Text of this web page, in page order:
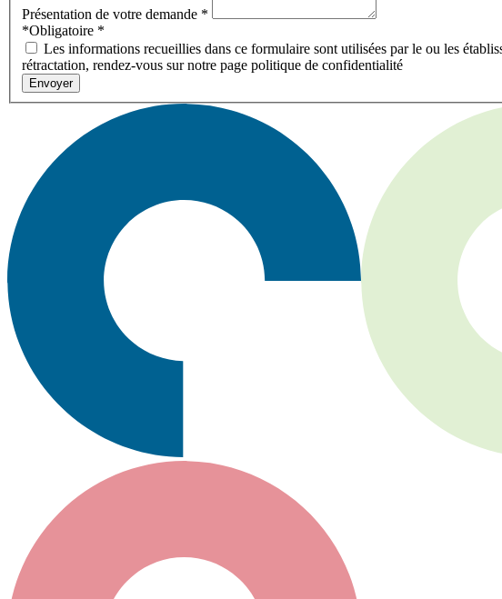
Présentation de votre demande *
*Obligatoire *
Les informations recueillies dans ce formulaire sont utilisées par le ou les
rétractation, rendez-vous sur notre page politique de confidentialité
Envoyer